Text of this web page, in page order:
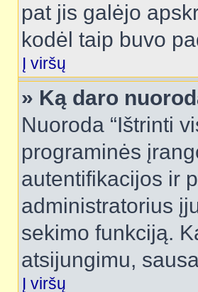
pat jis galėjo
kodėl taip buvo
Į viršų
» Ką daro
Nuoroda “Ištrinti
programinės
autentifikacijos ir
administratorius
sekimo funkciją.
atsijungimu,
Į viršų